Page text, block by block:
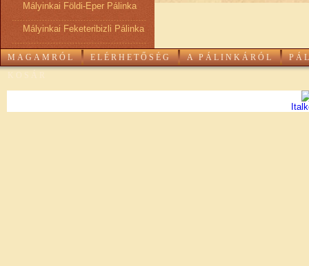
Mályinkai Földi-Eper Pálinka
Mályinkai Feketeribizli Pálinka
MAGAMRÓL ELÉRHETŐSÉG A PÁLINKÁRÓL
KOSÁR